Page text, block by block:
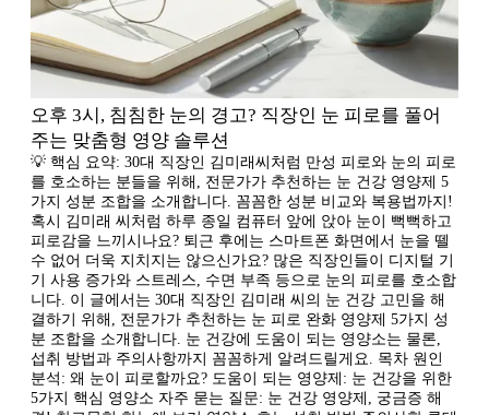
오후 3시, 침침한 눈의 경고? 직장인 눈 피로를 풀어
주는 맞춤형 영양 솔루션
💡 핵심 요약: 30대 직장인 김미래씨처럼 만성 피로와 눈의 피로
를 호소하는 분들을 위해, 전문가가 추천하는 눈 건강 영양제 5
가지 성분 조합을 소개합니다. 꼼꼼한 성분 비교와 복용법까지!
혹시 김미래 씨처럼 하루 종일 컴퓨터 앞에 앉아 눈이 뻑뻑하고
피로감을 느끼시나요? 퇴근 후에는 스마트폰 화면에서 눈을 뗄
수 없어 더욱 지치지는 않으신가요? 많은 직장인들이 디지털 기
기 사용 증가와 스트레스, 수면 부족 등으로 눈의 피로를 호소합
니다. 이 글에서는 30대 직장인 김미래 씨의 눈 건강 고민을 해
결하기 위해, 전문가가 추천하는 눈 피로 완화 영양제 5가지 성
분 조합을 소개합니다. 눈 건강에 도움이 되는 영양소는 물론,
섭취 방법과 주의사항까지 꼼꼼하게 알려드릴게요. 목차 원인
분석: 왜 눈이 피로할까요? 도움이 되는 영양제: 눈 건강을 위한
5가지 핵심 영양소 자주 묻는 질문: 눈 건강 영양제, 궁금증 해